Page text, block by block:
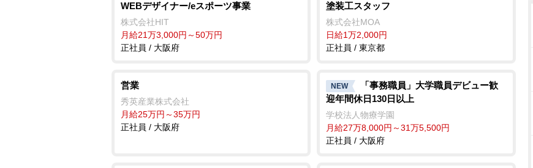
WEBデザイナー/eスポーツ事業
株式会社HIT
月給21万3,000円～50万円
正社員 / 大阪府
塗装工スタッフ
株式会社MOA
日給1万2,000円
正社員 / 東京都
営業
秀英産業株式会社
月給25万円～35万円
正社員 / 大阪府
NEW
「事務職員」大学職員デビュー歓
迎年間休日130日以上
学校法人物療学園
月給27万8,000円～31万5,500円
正社員 / 大阪府